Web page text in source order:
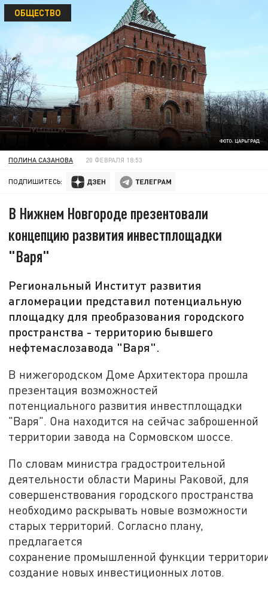
ФОТО: ЦАРЬГРАД
ОБЩЕСТВО
ПОЛИНА САЗАНОВА 20 ФЕВРАЛЯ 18:53
ПОДПИШИТЕСЬ:
В Нижнем Новгороде презентовали
концепцию развития инвестплощадки
"Варя"
Региональный Институт развития
агломерации представил потенциальную
площадку для преобразования городского
пространства - территорию бывшего
нефтемаслозавода "Варя".
В нижегородском Доме Архитектора прошла
презентация возможностей
потенциального развития инвестплощадки
"Варя". Она находится на сейчас заброшенной
территории завода на Сормовском шоссе.
По словам министра градостроительной
деятельности области Марины Раковой, для
совершенствования городского пространства
необходимо раскрывать новые возможности
старых территорий. Согласно плану,
предлагается
сохранение промышленной функции
создание новых инвестиционных лотов.